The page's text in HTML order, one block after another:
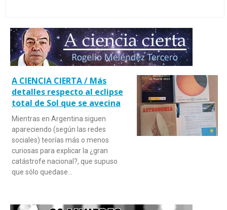
A CIENCIA CIERTA / Más
detalles respecto al eclipse
total de Sol que se avecina
Mientras en Argentina siguen
apareciendo (según las redes
sociales) teorías más o menos
curiosas para explicar la ¿gran
catástrofe nacional?, que supuso
que sólo quedase…